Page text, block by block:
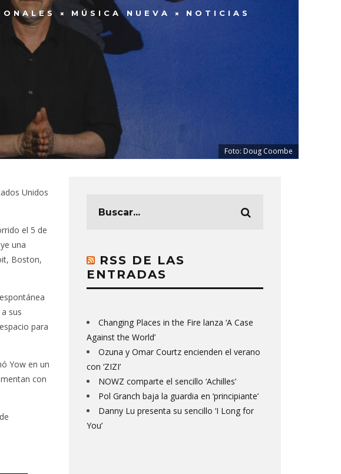
MÚSICA NUEVA NOTICIAS
Foto: Doug Coombe
Unidos
el 5 de
una
Boston,
sus
para
Yow en un
con
RSS DE LAS
ENTRADAS
Changing Places in the Fire lanza ‘A Case
Against the World’
Ozuna y Omar Courtz encienden el verano
con ‘ZIZI’
NOWZ comparte el sencillo ‘Achilles’
Pol Granch baja la guardia en ‘principiante’
Danny Lu presenta su sencillo ‘I Long for
You’